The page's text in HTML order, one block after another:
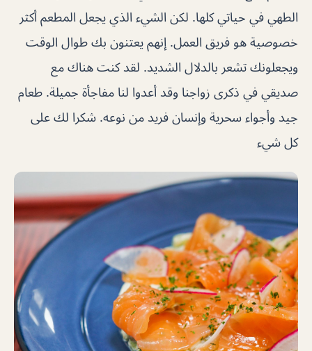
الطهي في حياتي كلها. لكن الشيء الذي يجعل المطعم أكثر
خصوصية هو فريق العمل. إنهم يعتنون بك طوال الوقت
ويجعلونك تشعر بالدلال الشديد. لقد كنت هناك مع
صديقي في ذكرى زواجنا وقد أعدوا لنا مفاجأة جميلة. طعام
جيد وأجواء سحرية وإنسان فريد من نوعه. شكرا لك على
كل شيء